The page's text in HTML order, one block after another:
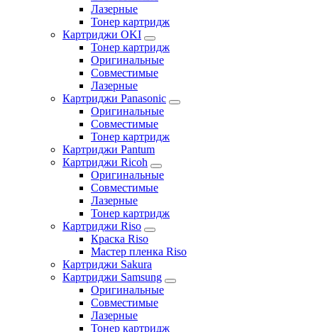
Лазерные
Тонер картридж
Картриджи OKI
Тонер картридж
Оригинальные
Совместимые
Лазерные
Картриджи Panasonic
Оригинальные
Совместимые
Тонер картридж
Картриджи Pantum
Картриджи Ricoh
Оригинальные
Совместимые
Лазерные
Тонер картридж
Картриджи Riso
Краска Riso
Мастер пленка Riso
Картриджи Sakura
Картриджи Samsung
Оригинальные
Совместимые
Лазерные
Тонер картридж